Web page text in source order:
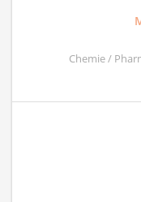
Chemie /